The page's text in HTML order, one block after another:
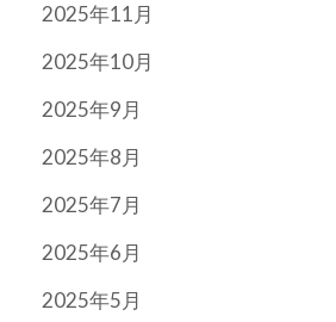
2025年11月
2025年10月
2025年9月
2025年8月
2025年7月
2025年6月
2025年5月